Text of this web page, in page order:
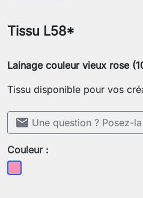
Tissu L58*
Lainage couleur vieux rose
Tissu disponible pour vos
mail Une question ? Posez-
Couleur :
Rose